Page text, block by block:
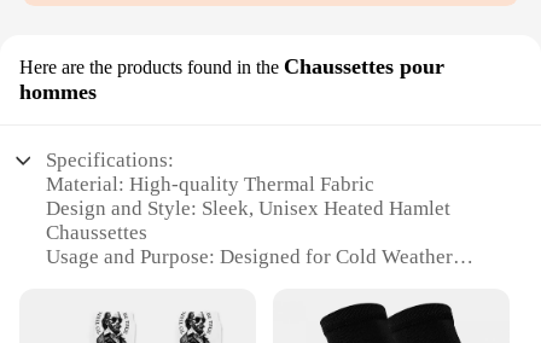
Here are the products found in the Chaussettes pour
hommes
Specifications:
Material: High-quality Thermal Fabric
Design and Style: Sleek, Unisex Heated Hamlet
Chaussettes
Usage and Purpose: Designed for Cold Weather
Performance and Property: Provides Warmth and
Insulation